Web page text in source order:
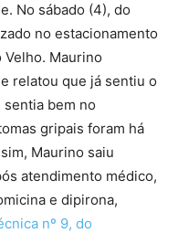
No sábado (4), do
no estacionamento
Velho. Maurino
relatou que já sentiu o
sentia bem no
gripais foram há
Maurino saiu
atendimento médico,
e dipirona,
nº 9, do